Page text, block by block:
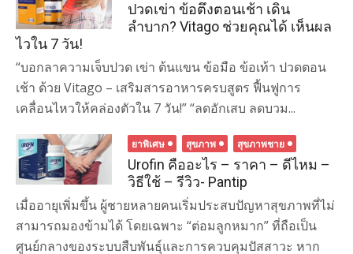
ปวดเข่า ข้อตึงตอนเช้า เดิน
ลำบาก? Vitago ช่วยคุณได้ เห็นผล
ไวใน 7 วัน!
“บอกลาความเจ็บปวด เข่า ต้นแขน ข้อมือ ข้อเท้า ปวดตอน
เช้า ด้วย Vitago – เสริมสารอาหารครบสูตร ฟื้นฟูการ
เคลื่อนไหวให้คล่องตัวใน 7 วัน!” “ลดอักเสบ ลดบวม...
ยาพิเศษ สุขภาพ สุขภาพชาย
Urofin คืออะไร – ราคา – ดีไหม –
วิธีใช้ – รีวิว- Pantip
เมื่ออายุเพิ่มขึ้น ผู้ชายหลายคนเริ่มประสบปัญหาสุขภาพที่ไม่
สามารถมองข้ามได้ โดยเฉพาะ “ต่อมลูกหมาก” ที่ถือเป็น
ศูนย์กลางของระบบสืบพันธุ์และการควบคุมปัสสาวะ หาก